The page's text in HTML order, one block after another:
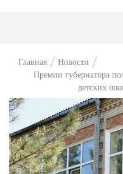
Главная
Новости
Премии губернатора
детских